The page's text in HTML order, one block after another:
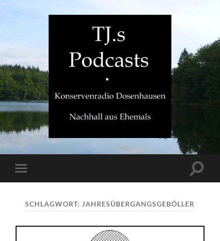
TJ.s
Mobile-
Menü
SCHLAGWORT: JAHRESÜBERGANGSGEBÖLLER